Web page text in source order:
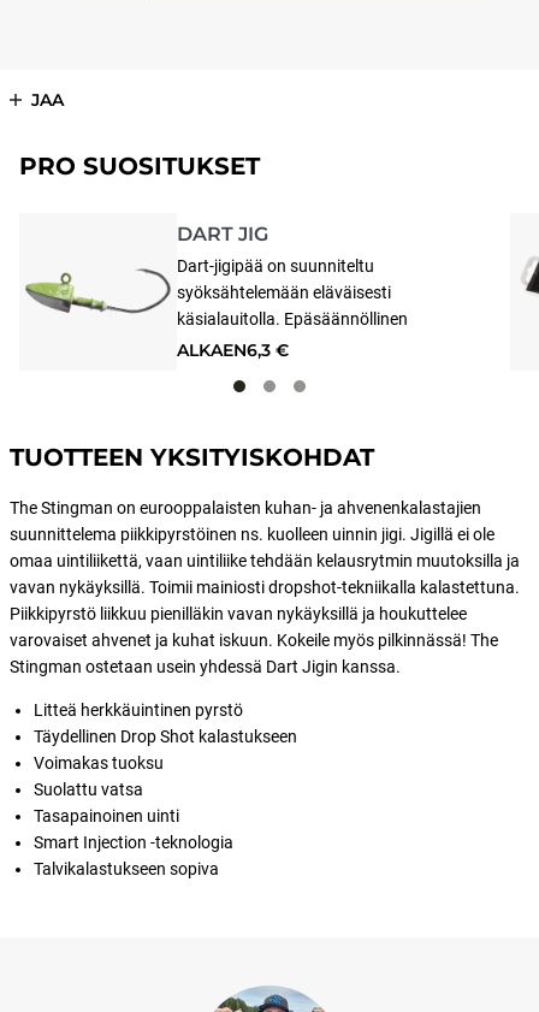
JAA
PRO SUOSITUKSET
DART JIG
Dart-jigipää on suunniteltu
syöksähtelemään eläväisesti
käsialauitolla. Epäsäännöllinen
uintiliike toimii kovankin
ALKAEN6,3 €
TUOTTEEN YKSITYISKOHDAT
The Stingman on eurooppalaisten kuhan- ja ahvenenkalastajien
suunnittelema piikkipyrstöinen ns. kuolleen uinnin jigi. Jigillä ei ole
omaa uintiliikettä, vaan uintiliike tehdään kelausrytmin muutoksilla ja
vavan nykäyksillä. Toimii mainiosti dropshot-tekniikalla kalastettuna.
Piikkipyrstö liikkuu pienilläkin vavan nykäyksillä ja houkuttelee
varovaiset ahvenet ja kuhat iskuun. Kokeile myös pilkinnässä! The
Stingman ostetaan usein yhdessä Dart Jigin kanssa.
Litteä herkkäuintinen pyrstö
Täydellinen Drop Shot kalastukseen
Voimakas tuoksu
Suolattu vatsa
Tasapainoinen uinti
Smart Injection -teknologia
Talvikalastukseen sopiva